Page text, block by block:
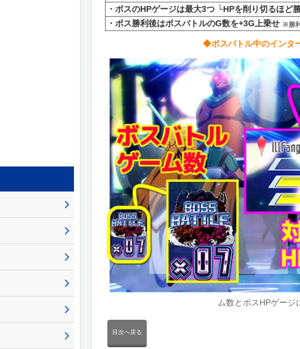
・ボスのHPゲージは最大3つ └HPを削り切るほど
・ボス勝利後はボスバトルのG数を+3G上乗せ ※勝
◆ボスバトル中のインタ
ム数とボスHPゲージ
目次へ戻る